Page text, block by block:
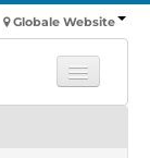
Globale Website